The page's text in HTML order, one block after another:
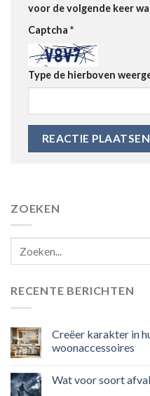
ZOEKEN
RECENTE BERICHTEN
Creëer karakter in
woonaccessoires
Wat voor soort
voor de volgende keer
Captcha *
Type de hierboven